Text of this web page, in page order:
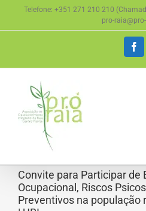
content
Telefone: +351 271 210 210
pro-
Convite para Participar de
Ocupacional, Riscos
Preventivos na população